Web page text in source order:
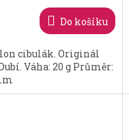
Do košíku
cibulák. Originál
Váha: 20 g Průměr: